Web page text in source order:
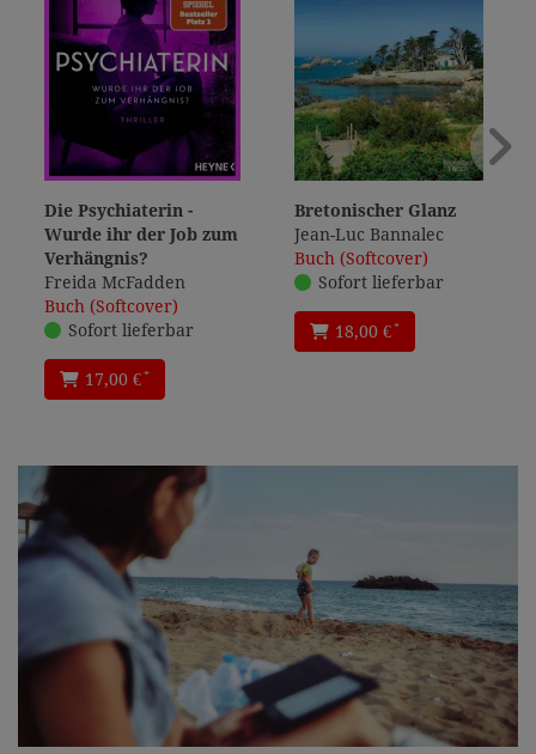
Die Psychiaterin -
Wurde ihr der Job zum
Verhängnis?
Freida McFadden
Buch (Softcover)
Sofort lieferbar
17,00 €*
Bretonischer Glanz
Jean-Luc Bannalec
Buch (Softcover)
Sofort lieferbar
18,00 €*